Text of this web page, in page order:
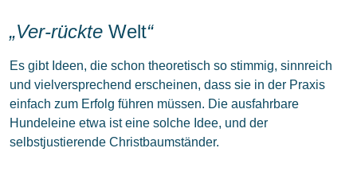
„Ver-rückte Welt“
Es gibt Ideen, die schon theoretisch so stimmig, sinnreich
und vielversprechend erscheinen, dass sie in der Praxis
einfach zum Erfolg führen müssen. Die ausfahrbare
Hundeleine etwa ist eine solche Idee, und der
selbstjustierende Christbaumständer.